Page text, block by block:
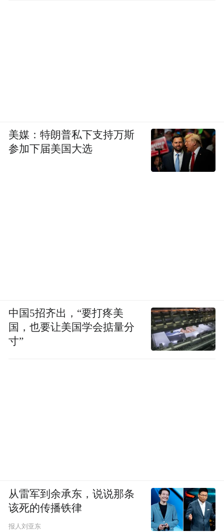
美媒：特朗普私下支持万斯
参加下届美国大选
中国5招齐出，“要打疼美
国，也要让美国学会掂量分
寸”
从雷军到余承东，说说那条
该死的传播铁律
报人刘亚东